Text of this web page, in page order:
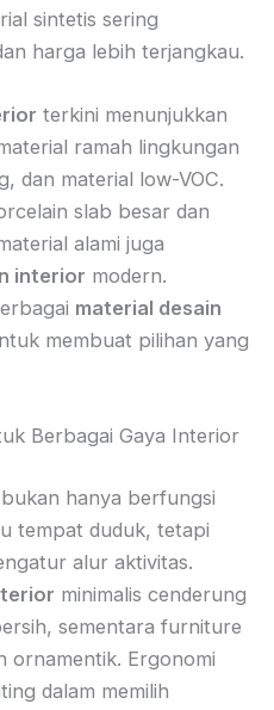
sintetis sering
harga lebih terjangkau.
terkini menunjukkan
ramah lingkungan
dan material low-VOC.
slab besar dan
alami juga
interior modern.
material desain
membuat pilihan yang
Berbagai Gaya Interior
bukan hanya berfungsi
tempat duduk, tetapi
alur aktivitas.
minimalis cenderung
sementara furniture
ornamentik. Ergonomi
dalam memilih